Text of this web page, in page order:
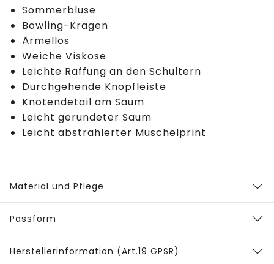
Sommerbluse
Bowling-Kragen
Ärmellos
Weiche Viskose
Leichte Raffung an den Schultern
Durchgehende Knopfleiste
Knotendetail am Saum
Leicht gerundeter Saum
Leicht abstrahierter Muschelprint
Material und Pflege
Passform
Herstellerinformation (Art.19 GPSR)